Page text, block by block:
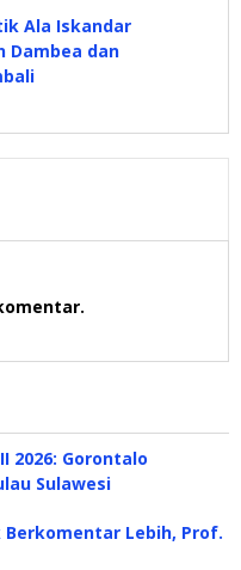
Ala Iskandar
Dambea dan
2026: Gorontalo
Sulawesi
Berkomentar Lebih, Prof.